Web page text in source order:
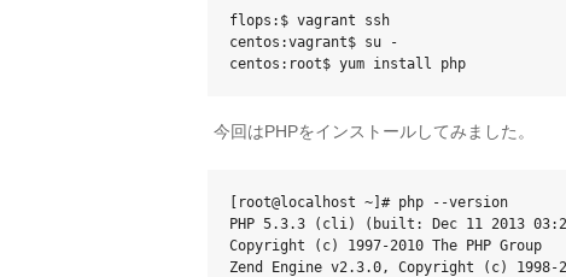
flops:$ vagrant ssh
centos:vagrant$ su -
centos:root$ yum install php
今回はPHPをインストールしてみました。
[root@localhost ~]# php --version
PHP 5.3.3 (cli) (built: Dec 11 2013
Copyright (c) 1997-2010 The PHP Group
Zend Engine v2.3.0, Copyright (c) 1998-